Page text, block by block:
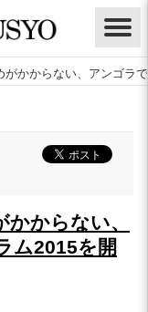
がかからない、アンゴラ
からない、
ム2015を開